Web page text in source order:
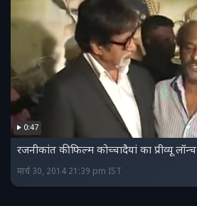
0:47
रजनीकांत की फिल्म कोच्चादैयां का प्रीव्यू लॉन्च
मार्च 30, 2014 21:39 pm IST